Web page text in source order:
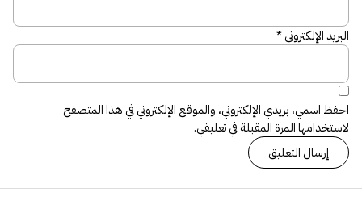
البريد الإلكتروني*
احفظ اسمي، بريدي الإلكتروني، والموقع الإلكتروني في هذا المتصفح
لاستخدامها المرة المقبلة في تعليقي.